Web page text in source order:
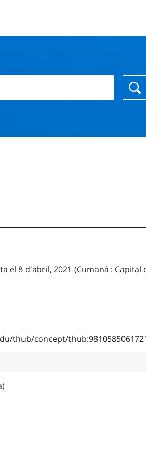
el 8 d'abril, 2021 (Cumaná : Capital
thub/concept/